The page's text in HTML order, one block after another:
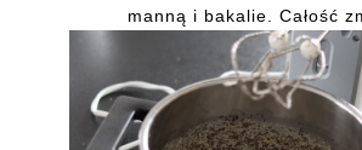
manną i bakalie. Całość